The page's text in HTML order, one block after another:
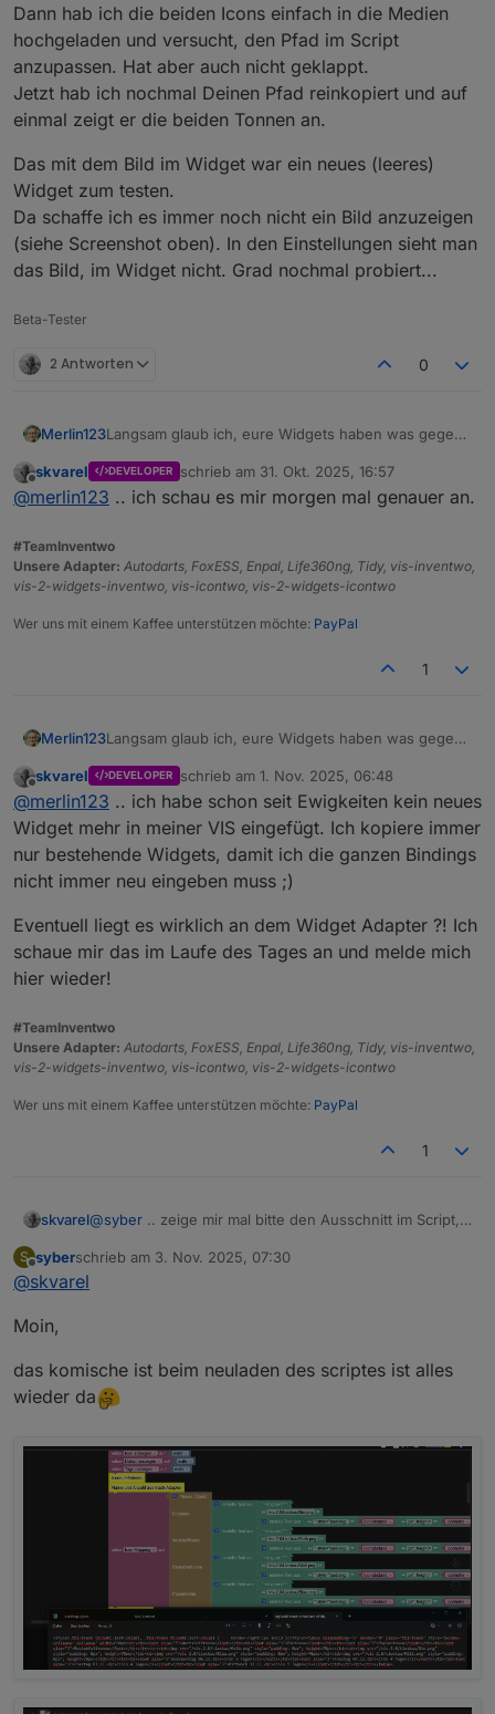
Dann hab ich die beiden Icons einfach in die Medien
hochgeladen und versucht, den Pfad im Script
anzupassen. Hat aber auch nicht geklappt.
Jetzt hab ich nochmal Deinen Pfad reinkopiert und auf
einmal zeigt er die beiden Tonnen an.
Das mit dem Bild im Widget war ein neues (leeres)
Widget zum testen.
Da schaffe ich es immer noch nicht ein Bild anzuzeigen
(siehe Screenshot oben). In den Einstellungen sieht man
das Bild, im Widget nicht. Grad nochmal probiert...
Beta-Tester
2 Antworten 0
Merlin123Langsam glaub ich, eure Widgets haben was gegen
Am Anfang hatte ich genau den Pfad drin gelassen,
der da stand. Dann kam aber kein Bild, sondern
hochgeladen und versucht, den Pfad im Script
anzupassen. Hat aber auch nicht geklappt.
auf einmal zeigt er die beiden Tonnen an.
Das mit dem Bild im Widget war ein neues (leeres)
Widget zum testen.
Einstellungen sieht man das Bild, im Widget nicht.
Grad nochmal probiert...
Offline
skvarel DEVELOPER schrieb am 31. Okt. 2025, 16:57
zuletzt editiert von
@merlin123 .. ich schau es mir morgen mal genauer an.
#TeamInventwo
Unsere Adapter: Autodarts, FoxESS, Enpal, Life360ng, Tidy, vis-inventwo,
vis-2-widgets-inventwo, vis-icontwo, vis-2-widgets-icontwo
Wer uns mit einem Kaffee unterstützen möchte: PayPal
1
Merlin123Langsam glaub ich, eure Widgets haben was gegen
Am Anfang hatte ich genau den Pfad drin gelassen,
der da stand. Dann kam aber kein Bild, sondern
dieser "Platzhalter", wenn er das Bild nicht findet.
Dann hab ich die beiden Icons einfach in die Medien
hochgeladen und versucht, den Pfad im Script
anzupassen. Hat aber auch nicht geklappt.
auf einmal zeigt er die beiden Tonnen an.
Das mit dem Bild im Widget war ein neues (leeres)
Widget zum testen.
Da schaffe ich es immer noch nicht ein Bild
anzuzeigen (siehe Screenshot oben). In den
Einstellungen sieht man das Bild, im Widget nicht.
Grad nochmal probiert...
Offline
skvarel DEVELOPER schrieb am 1. Nov. 2025, 06:48
zuletzt editiert von
@merlin123 .. ich habe schon seit Ewigkeiten kein neues
Widget mehr in meiner VIS eingefügt. Ich kopiere immer
nur bestehende Widgets, damit ich die ganzen Bindings
nicht immer neu eingeben muss ;)
Eventuell liegt es wirklich an dem Widget Adapter ?! Ich
schaue mir das im Laufe des Tages an und melde mich
hier wieder!
#TeamInventwo
Unsere Adapter: Autodarts, FoxESS, Enpal, Life360ng, Tidy, vis-inventwo,
vis-2-widgets-inventwo, vis-icontwo, vis-2-widgets-icontwo
Wer uns mit einem Kaffee unterstützen möchte: PayPal
1
skvarel@syber .. zeige mir mal bitte den Ausschnitt im Script,
Tritt das Problem auch bei meinen Icons auf?
S
Offline
syberschrieb am 3. Nov. 2025, 07:30
zuletzt editiert von
@skvarel
Moin,
das komische ist beim neuladen des scriptes ist alles
wieder da